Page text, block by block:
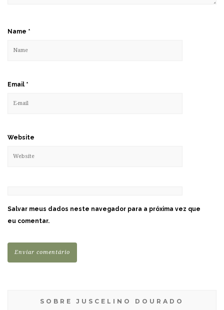
Name *
Email *
Website
Salvar meus dados neste navegador para a próxima vez que
eu comentar.
SOBRE JUSCELINO DOURADO